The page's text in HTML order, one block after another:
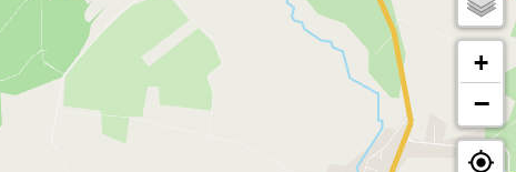
+
−